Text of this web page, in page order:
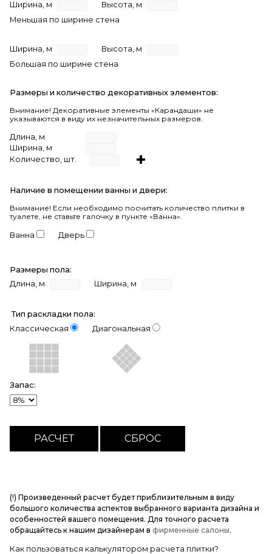
Ширина, м
Высота, м
Меньшая по ширине стена
Ширина, м
Высота, м
Большая по ширине стена
Размеры и количество декоративных элементов:
Внимание! Декоративные элементы «Карандаши» не
указываются в виду их незначительных размеров.
Длина, м
Ширина, м
Количество, шт.
Наличие в помещении ванны и двери:
Внимание! Если необходимо посчитать количество плитки в
туалете, не ставьте галочку в пункте «Ванна».
Ванна Дверь
Размеры пола:
Длина, м
Ширина, м
Тип раскладки пола:
Классическая
Диагональная
Запас:
(!) Произведенный расчет будет приблизительным в виду
большого количества аспектов выбранного варианта дизайна и
особенностей вашего помещения. Для точного расчета
обращайтесь к нашим дизайнерам в фирменные салоны.
Как пользоваться калькулятором расчета плитки?